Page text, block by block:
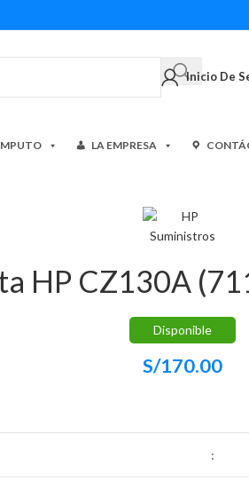
Inicio De
LA EMPRESA
HP CZ130A
Disponible
S/170.00
: